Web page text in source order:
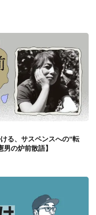
る、サスペンスへの“転
の炉前散語】